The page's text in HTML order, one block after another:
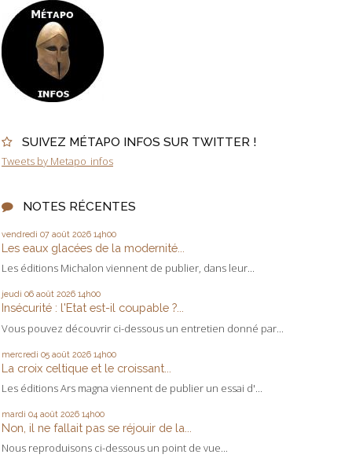
SUIVEZ MÉTAPO INFOS SUR TWITTER !
Tweets by Metapo_infos
NOTES RÉCENTES
vendredi 07 août 2026 14h00
Les eaux glacées de la modernité...
Les éditions Michalon viennent de publier, dans leur...
jeudi 06 août 2026 14h00
Insécurité : l'Etat est-il coupable ?...
Vous pouvez découvrir ci-dessous un entretien donné par...
mercredi 05 août 2026 14h00
La croix celtique et le croissant...
Les éditions Ars magna viennent de publier un essai d'...
mardi 04 août 2026 14h00
Non, il ne fallait pas se réjouir de la...
Nous reproduisons ci-dessous un point de vue...